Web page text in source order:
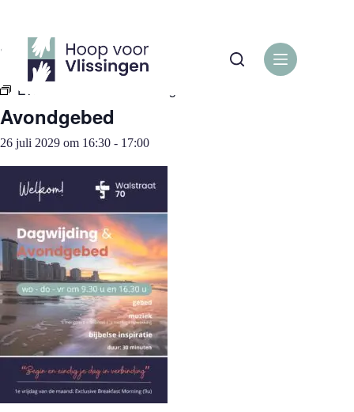
inhoud
« Alle Evenementen
Evenementenreeks:
Avondgebed
26 juli 2029 om 16:30 - 17:00